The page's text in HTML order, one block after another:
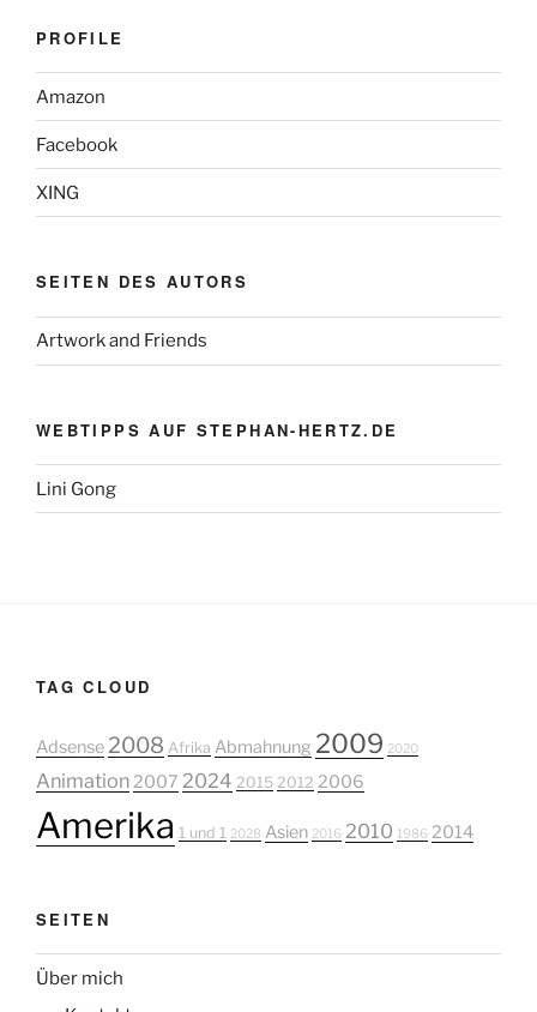
PROFILE
Amazon
Facebook
XING
SEITEN DES AUTORS
Artwork and Friends
WEBTIPPS AUF STEPHAN-HERTZ.DE
Lini Gong
TAG CLOUD
Adsense 2008 Afrika Abmahnung 2009 2020
Animation 2007 2024 2015 2012 2006
Amerika 1 und 1 2028 Asien 2016 2010 1986 2014
SEITEN
Über mich